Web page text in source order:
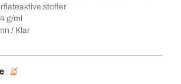
stoffer
g/ml
/ Klar